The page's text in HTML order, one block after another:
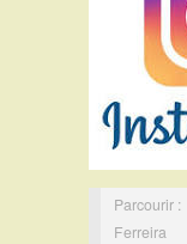
Parcourir :
Ferreira